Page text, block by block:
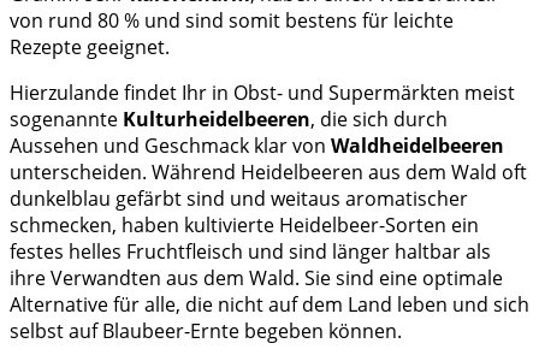
von rund 80 % und sind somit bestens für leichte
Rezepte geeignet.
Hierzulande findet Ihr in Obst- und Supermärkten meist
sogenannte Kulturheidelbeeren, die sich durch
Aussehen und Geschmack klar von Waldheidelbeeren
unterscheiden. Während Heidelbeeren aus dem Wald oft
dunkelblau gefärbt sind und weitaus aromatischer
schmecken, haben kultivierte Heidelbeer-Sorten ein
festes helles Fruchtfleisch und sind länger haltbar als
ihre Verwandten aus dem Wald. Sie sind eine optimale
Alternative für alle, die nicht auf dem Land leben und sich
selbst auf Blaubeer-Ernte begeben können.